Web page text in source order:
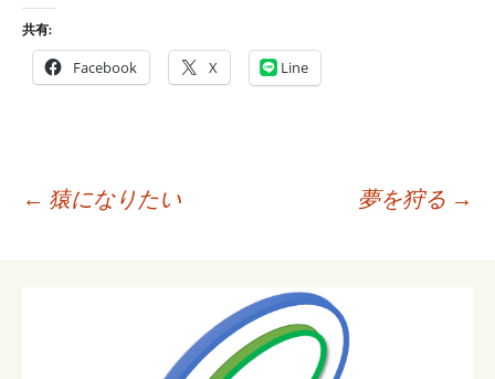
共有:
Facebook X Line
← 猿になりたい 夢を狩る →